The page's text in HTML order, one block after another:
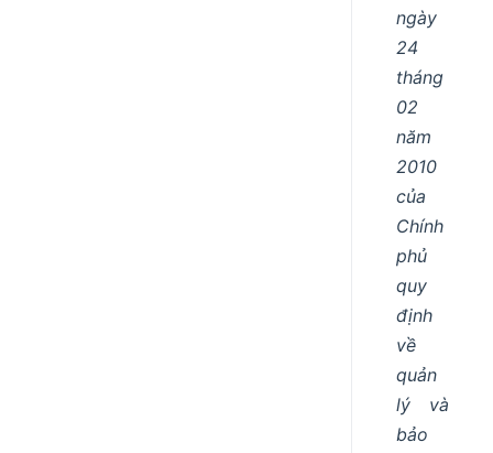
ngày
24
tháng
02
năm
2010
của
Chính
phủ
quy
định
về
quản
lý và
bảo